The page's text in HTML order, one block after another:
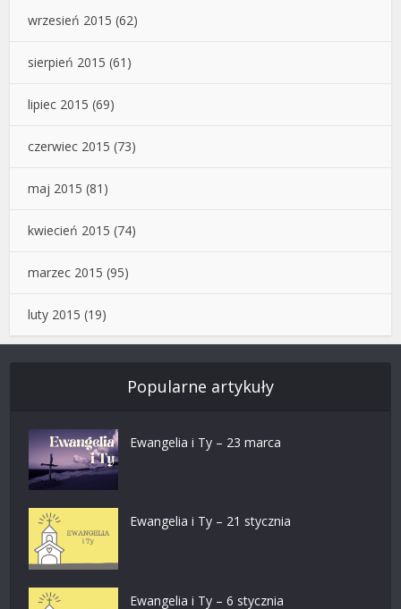
wrzesień 2015 (62)
sierpień 2015 (61)
lipiec 2015 (69)
czerwiec 2015 (73)
maj 2015 (81)
kwiecień 2015 (74)
marzec 2015 (95)
luty 2015 (19)
Popularne artykuły
Ewangelia i Ty – 23 marca
Ewangelia i Ty – 21 stycznia
Ewangelia i Ty – 6 stycznia